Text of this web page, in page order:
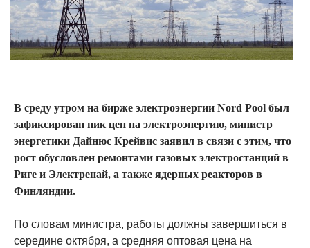
В среду утром на бирже электроэнергии Nord Pool был
зафиксирован пик цен на электроэнергию, министр
энергетики Дайнюс Крейвис заявил в связи с этим, что
рост обусловлен ремонтами газовых электростанций в
Риге и Электренай, а также ядерных реакторов в
Финляндии.
По словам министра, работы должны завершиться в
середине октября, а средняя оптовая цена на